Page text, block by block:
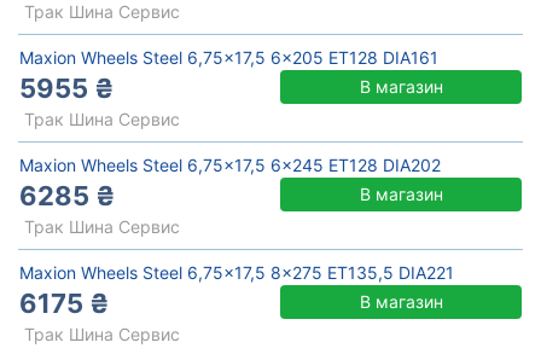
Трак Шина Сервис
Maxion Wheels Steel 6,75x17,5 6x205 ET128 DIA161
5955 ₴
Трак Шина Сервис
В магазин
Maxion Wheels Steel 6,75x17,5 6x245 ET128 DIA202
6285 ₴
Трак Шина Сервис
В магазин
Maxion Wheels Steel 6,75x17,5 8x275 ET135,5 DIA221
6175 ₴
Трак Шина Сервис
В магазин
Сбросить Подобрать